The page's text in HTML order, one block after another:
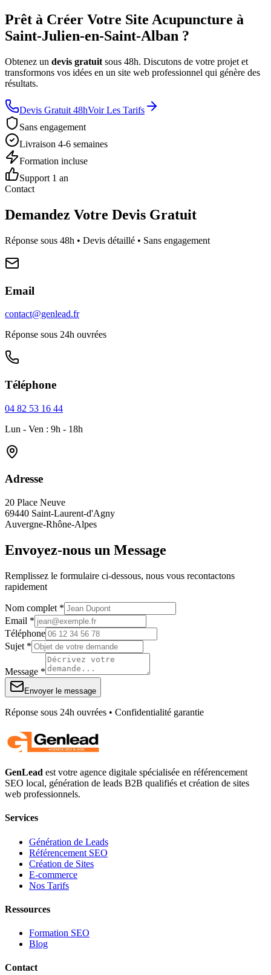
Prêt à Créer Votre Site Acupuncture à
Saint-Julien-en-Saint-Alban ?
Obtenez un devis gratuit sous 48h. Discutons de votre projet et
transformons vos idées en un site web professionnel qui génère des
résultats.
Devis Gratuit 48hVoir Les Tarifs
Sans engagement
Livraison 4-6 semaines
Formation incluse
Support 1 an
Contact
Demandez Votre Devis Gratuit
Réponse sous 48h • Devis détaillé • Sans engagement
Email
contact@genlead.fr
Réponse sous 24h ouvrées
Téléphone
04 82 53 16 44
Lun - Ven : 9h - 18h
Adresse
20 Place Neuve
69440 Saint-Laurent-d'Agny
Auvergne-Rhône-Alpes
Envoyez-nous un Message
Remplissez le formulaire ci-dessous, nous vous recontactons
rapidement
Nom complet *
Email *
Téléphone
Sujet *
Message *
Envoyer le message
Réponse sous 24h ouvrées • Confidentialité garantie
GenLead est votre agence digitale spécialisée en référencement
SEO local, génération de leads B2B qualifiés et création de sites
web professionnels.
Services
Génération de Leads
Référencement SEO
Création de Sites
E-commerce
Nos Tarifs
Ressources
Formation SEO
Blog
Contact